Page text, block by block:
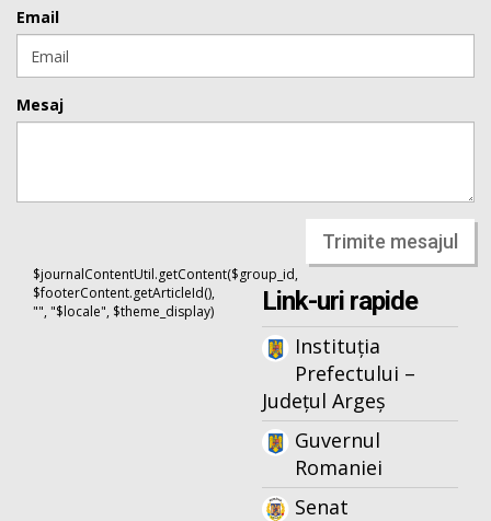
Email
Mesaj
Trimite mesajul
$journalContentUtil.getContent($group_id,
$footerContent.getArticleId(),
"", "$locale", $theme_display)
Link-uri rapide
Instituția
Prefectului –
Județul Argeș
Guvernul
Romaniei
Senat